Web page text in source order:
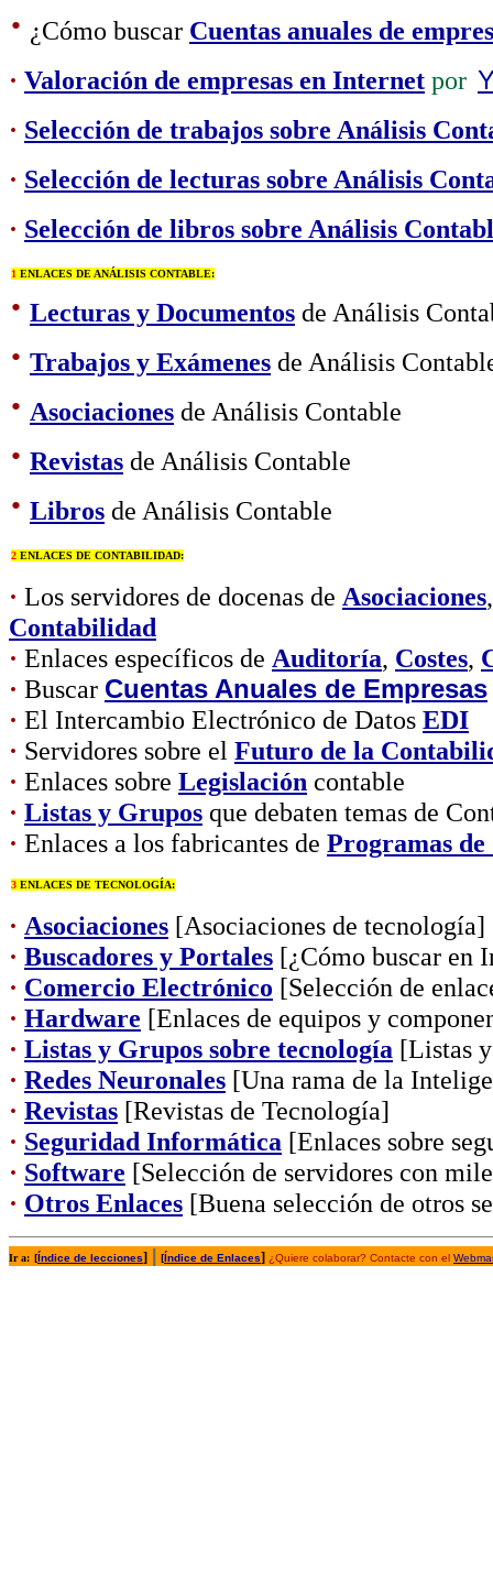
· ¿Cómo buscar Cuentas anuales de
· Valoración de empresas en Internet por
· Selección de trabajos sobre Análisis
· Selección de lecturas sobre Análisis
· Selección de libros sobre Análisis
1 ENLACES DE ANÁLISIS CONTABLE:
· Lecturas y Documentos de Análisis
· Trabajos y Exámenes de Análisis
· Asociaciones de Análisis Contable
· Revistas de Análisis Contable
· Libros de Análisis Contable
2 ENLACES DE CONTABILIDAD:
· Los servidores de docenas de Asociaciones
Contabilidad
· Enlaces específicos de Auditoría, Costes,
· Buscar Cuentas Anuales de Empresas
· El Intercambio Electrónico de Datos EDI
· Servidores sobre el Futuro de la
· Enlaces sobre Legislación contable
· Listas y Grupos que debaten temas de
· Enlaces a los fabricantes de Programas
3 ENLACES DE TECNOLOGÍA:
· Asociaciones [Asociaciones de tecnología]
· Buscadores y Portales [¿Cómo buscar en
· Comercio Electrónico [Selección de
· Hardware [Enlaces de equipos y
· Listas y Grupos sobre tecnología [Listas
· Redes Neuronales [Una rama de la
· Revistas [Revistas de Tecnología]
· Seguridad Informática [Enlaces sobre
· Software [Selección de servidores con
· Otros Enlaces [Buena selección de otros
Ir a: [Índice de lecciones] [Índice de Enlaces] ¿Quiere colaborar? Contacte con el